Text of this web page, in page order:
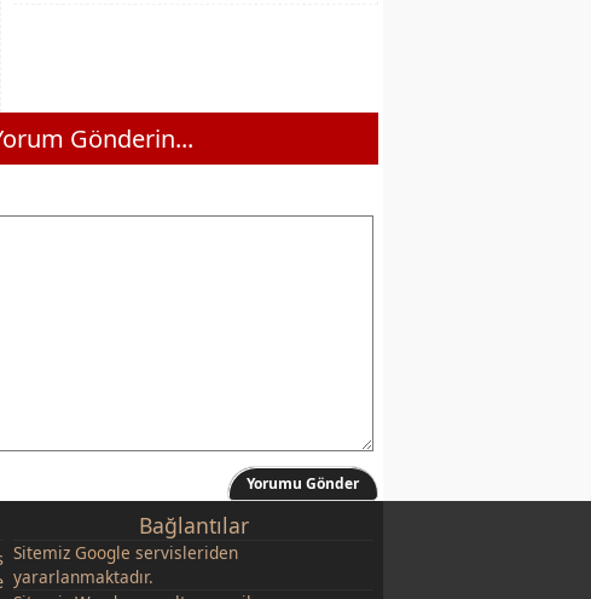
Gönderin...
Yorumu Gönder
Bağlantılar
Sitemiz Google servisleriden
yararlanmaktadır.